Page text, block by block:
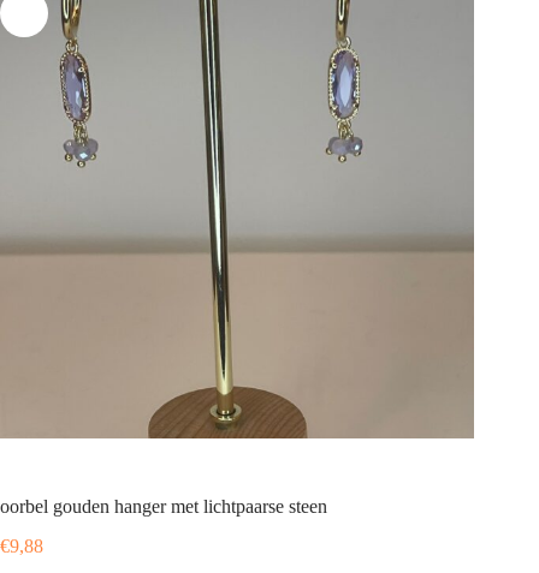
oorbel gouden hanger met lichtpaarse steen
€9,88